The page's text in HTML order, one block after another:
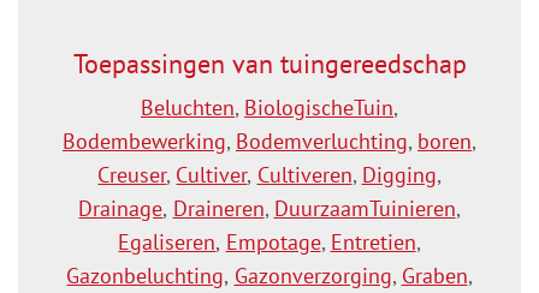
Toepassingen van tuingereedschap
Beluchten, BiologischeTuin,
Bodembewerking, Bodemverluchting, boren,
Creuser, Cultiver, Cultiveren, Digging,
Drainage, Draineren, DuurzaamTuinieren,
Egaliseren, Empotage, Entretien,
Gazonbeluchting, Gazonverzorging, Graben,